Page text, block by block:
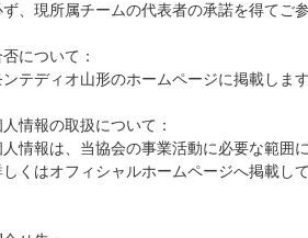
ず、現所属チームの代表者の承諾を得てご
について：
ンテディオ山形のホームページに掲載しま
人情報の取扱について：
人情報は、当協会の事業活動に必要な範囲
しくはオフィシャルホームページへ掲載し